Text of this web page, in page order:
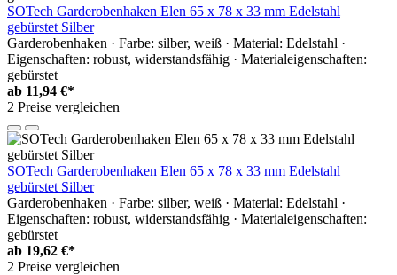
SOTech Garderobenhaken Elen 65 x 78 x 33 mm Edelstahl
gebürstet Silber
Garderobenhaken · Farbe: silber, weiß · Material: Edelstahl ·
Eigenschaften: robust, widerstandsfähig · Materialeigenschaften:
gebürstet
ab 11,94 €*
2 Preise vergleichen
SOTech Garderobenhaken Elen 65 x 78 x 33 mm Edelstahl
gebürstet Silber
Garderobenhaken · Farbe: silber, weiß · Material: Edelstahl ·
Eigenschaften: robust, widerstandsfähig · Materialeigenschaften:
gebürstet
ab 19,62 €*
2 Preise vergleichen